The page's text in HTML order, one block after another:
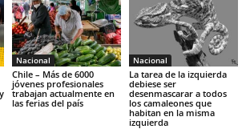
Nacional
Chile – Más de 6000
jóvenes profesionales
trabajan actualmente en
las ferias del país
Nacional
La tarea de la izquierda
debiese ser
desenmascarar a todos
los camaleones que
habitan en la misma
izquierda